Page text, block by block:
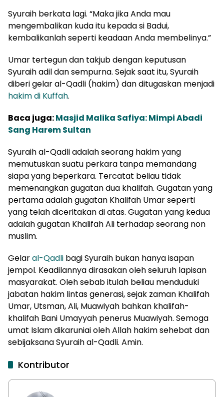
Syuraih berkata lagi. “Maka jika Anda mau
mengembalikan kuda itu kepada si Badui,
kembalikanlah seperti keadaan Anda membelinya.”
Umar tertegun dan takjub dengan keputusan
Syuraih adil dan sempurna. Sejak saat itu, Syuraih
diberi gelar al-Qadli (hakim) dan ditugaskan menjadi
hakim di Kuffah.
Baca juga:Masjid Malika Safiya: Mimpi Abadi
Sang Harem Sultan
Syuraih al-Qadli adalah seorang hakim yang
memutuskan suatu perkara tanpa memandang
siapa yang beperkara. Tercatat beliau tidak
memenangkan gugatan dua khalifah. Gugatan yang
pertama adalah gugatan Khalifah Umar seperti
yang telah diceritakan di atas. Gugatan yang kedua
adalah gugatan Khalifah Ali terhadap seorang non
muslim.
Gelaral-Qadli bagi Syuraih bukan hanya isapan
jempol. Keadilannya dirasakan oleh seluruh lapisan
masyarakat. Oleh sebab itulah beliau menduduki
jabatan hakim lintas generasi, sejak zaman Khalifah
Umar, Utsman, Ali, Muawiyah bahkan khalifah-
khalifah Bani Umayyah penerus Muawiyah. Semoga
umat Islam dikaruniai oleh Allah hakim sehebat dan
sebijaksana Syuraih al-Qadli. Amin.
Kontributor